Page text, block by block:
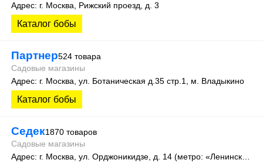
Адрес: г. Москва, Рижский проезд, д. 3
Каталог бобы
Партнер524 товара
Садовые магазины
Адрес: г. Москва, ул. Ботаническая д.35 стр.1, м. Владыкино
Каталог бобы
Седек1870 товаров
Садовые магазины